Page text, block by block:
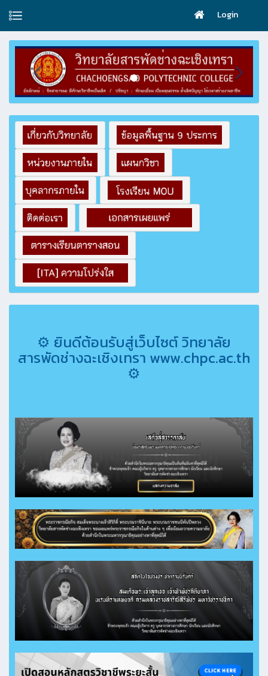
Login
⚙ ยินดีต้อนรับสู่เว็บไซต์ วิทยาลัย
สารพัดช่างฉะเชิงเทรา www.chpc.ac.th
⚙